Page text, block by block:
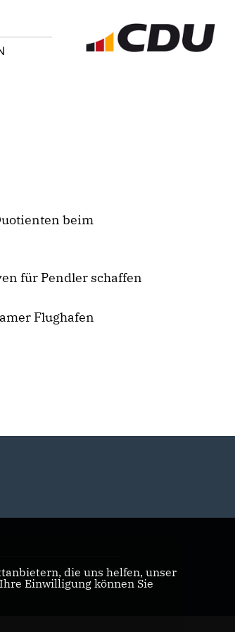
beim
für Pendler schaffen
Flughafen
Media GmbH & Co. KG
die uns helfen, unser
Einwilligung können Sie